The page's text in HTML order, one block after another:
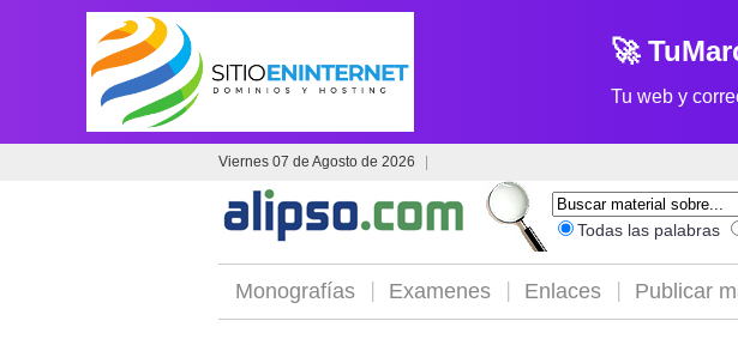
🚀
Tu web y
Viernes 07 de Agosto de 2026
Todas las palabras
Monografías Examenes Enlaces Publicar